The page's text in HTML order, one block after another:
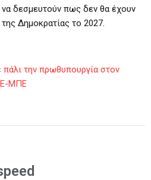
να δεσμευτούν πως δεν θα έχουν
Δημοκρατίας το 2027.
την πρωθυπουργία στον
ΜΠΕ